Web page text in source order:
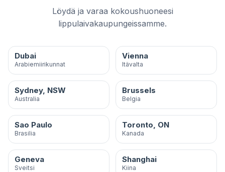
Löydä ja varaa kokoushuoneesi
lippulaivakaupungeissamme.
Dubai
Arabiemiirikunnat
Vienna
Itävalta
Sydney, NSW
Australia
Brussels
Belgia
Sao Paulo
Brasilia
Toronto, ON
Kanada
Geneva
Sveitsi
Shanghai
Kiina